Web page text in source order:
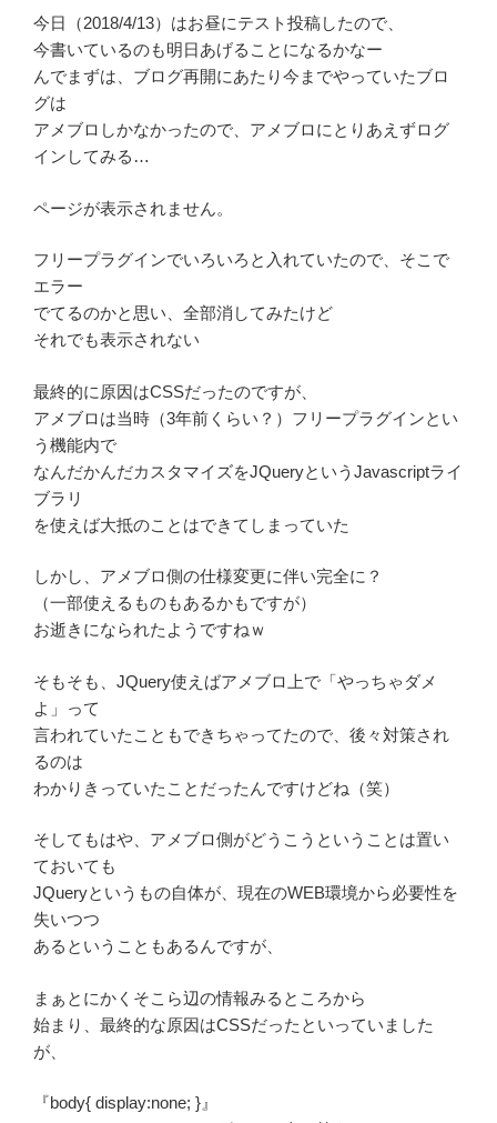
今日（2018/4/13）はお昼にテスト投稿したので、
今書いているのも明日あげることになるかなー
んでまずは、ブログ再開にあたり今までやっていたブロ
グは
アメブロしかなかったので、アメブロにとりあえずログ
インしてみる…
ページが表示されません。
フリープラグインでいろいろと入れていたので、そこで
エラー
でてるのかと思い、全部消してみたけど
それでも表示されない
最終的に原因はCSSだったのですが、
アメブロは当時（3年前くらい？）フリープラグインとい
う機能内で
なんだかんだカスタマイズをJQueryというJavascriptライ
ブラリ
を使えば大抵のことはできてしまっていた
しかし、アメブロ側の仕様変更に伴い完全に？
（一部使えるものもあるかもですが）
お逝きになられたようですねｗ
そもそも、JQuery使えばアメブロ上で「やっちゃダメ
よ」って
言われていたこともできちゃってたので、後々対策され
るのは
わかりきっていたことだったんですけどね（笑）
そしてもはや、アメブロ側がどうこうということは置い
ておいても
JQueryというもの自体が、現在のWEB環境から必要性を
失いつつ
あるということもあるんですが、
まぁとにかくそこら辺の情報みるところから
始まり、最終的な原因はCSSだったといっていました
が、
『body{ display:none; }』